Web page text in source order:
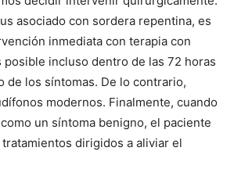
asociado con sordera repentina, es
inmediata con terapia con
posible incluso dentro de las 72 horas
de los síntomas. De lo contrario,
modernos. Finalmente, cuando
un síntoma benigno, el paciente
dirigidos a aliviar el